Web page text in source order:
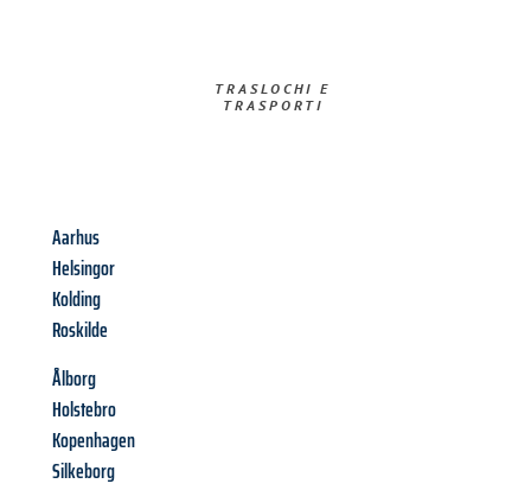
TRASLOCHI E
TRASPORTI​
Aarhus
Helsingor
Kolding
Roskilde
Ålborg
Holstebro
Kopenhagen
Silkeborg